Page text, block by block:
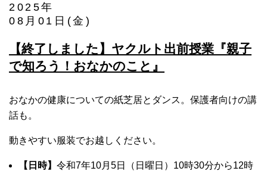
2025年
08月01日(金)
【終了しました】ヤクルト出前授業『親子
で知ろう！おなかのこと』
おなかの健康についての紙芝居とダンス。保護者向けの講
話も。
動きやすい服装でお越しください。
【日時】 令和7年10月5日（日曜日）10時30分から12時